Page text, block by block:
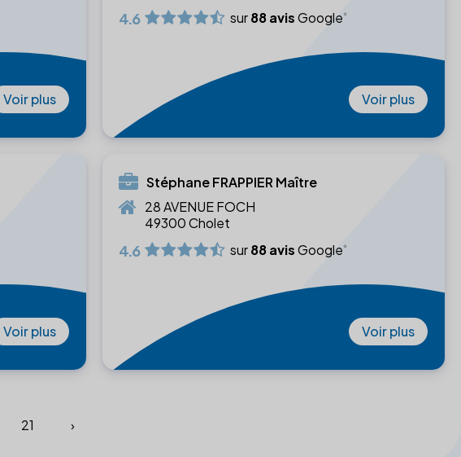
Voir plus
4.6 sur88 avisGoogle
Voir plus
Voir plus
Stéphane FRAPPIER Maître
28 AVENUE FOCH
49300 Cholet
4.6 sur88 avisGoogle
Voir plus
21 ›